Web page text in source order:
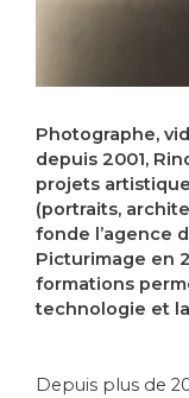
Photographe,
depuis 2001,
projets
(portraits,
fonde l’agence
Picturimage en
formations
technologie et
Depuis plus de